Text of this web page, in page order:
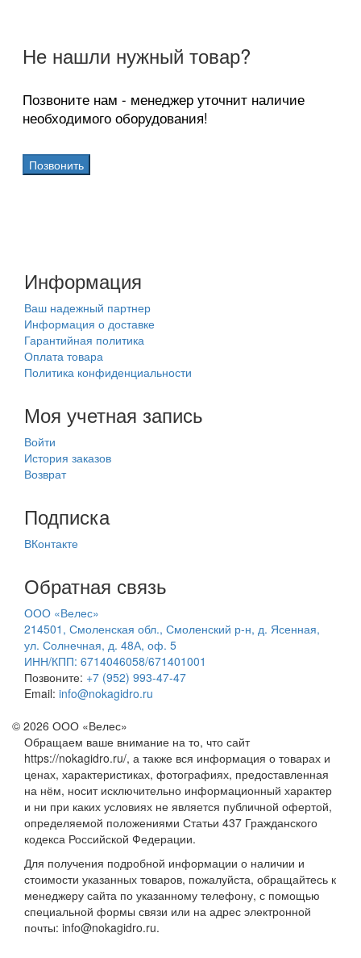
Не нашли нужный товар?
Позвоните нам - менеджер уточнит наличие
необходимого оборудования!
Позвонить
Информация
Ваш надежный партнер
Информация о доставке
Гарантийная политика
Оплата товара
Политика конфиденциальности
Моя учетная запись
Войти
История заказов
Возврат
Подписка
ВКонтакте
Обратная связь
ООО «Велес»
214501, Смоленская обл., Смоленский р-н, д. Ясенная,
ул. Солнечная, д. 48А, оф. 5
ИНН/КПП: 6714046058/671401001
Позвоните: +7 (952) 993-47-47
Email: info@nokagidro.ru
© 2026 ООО «Велес»
Обращаем ваше внимание на то, что сайт
https://nokagidro.ru/, а также вся информация о товарах и
ценах, характеристиках, фотографиях, предоставленная
на нём, носит исключительно информационный характер
и ни при каких условиях не является публичной офертой,
определяемой положениями Статьи 437 Гражданского
кодекса Российской Федерации.
Для получения подробной информации о наличии и
стоимости указанных товаров, пожалуйста, обращайтесь к
менеджеру сайта по указанному телефону, с помощью
специальной формы связи или на адрес электронной
почты: info@nokagidro.ru.